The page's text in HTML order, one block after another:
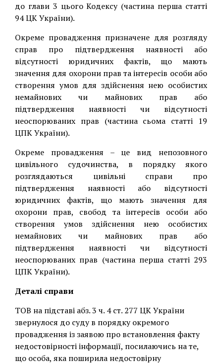
до глави 3 цього Кодексу (частина перша статті
94 ЦК України).
Окреме провадження призначене для розгляду
справ про підтвердження наявності або
відсутності юридичних фактів, що мають
значення для охорони прав та інтересів особи або
створення умов для здійснення нею особистих
немайнових чи майнових прав або
підтвердження наявності чи відсутності
неоспорюваних прав (частина сьома статті 19
ЦПК України).
Окреме провадження – це вид непозовного
цивільного судочинства, в порядку якого
розглядаються цивільні справи про
підтвердження наявності або відсутності
юридичних фактів, що мають значення для
охорони прав, свобод та інтересів особи або
створення умов здійснення нею особистих
немайнових чи майнових прав або
підтвердження наявності чи відсутності
неоспорюваних прав (частина перша статті 293
ЦПК України).
Деталі справи
ТОВ на підставі абз. 3 ч. 4 ст. 277 ЦК України
звернулося до суду в порядку окремого
провадження із заявою про встановлення факту
недостовірності інформації, посилаючись на те,
що особа, яка поширила недостовірну